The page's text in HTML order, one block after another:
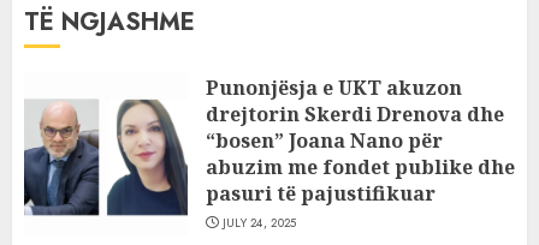
TË NGJASHME
Punonjësja e UKT akuzon
drejtorin Skerdi Drenova dhe
“bosen” Joana Nano për
abuzim me fondet publike dhe
pasuri të pajustifikuar
JULY 24, 2025